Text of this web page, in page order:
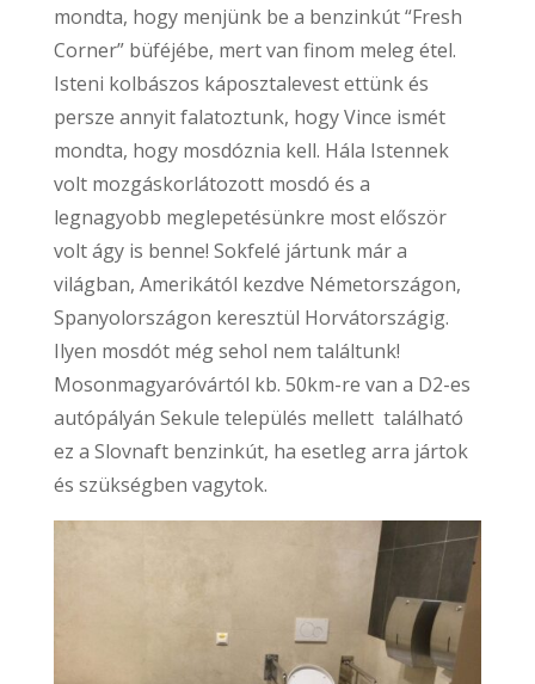
mondta, hogy menjünk be a benzinkút “Fresh
Corner” büféjébe, mert van finom meleg étel.
Isteni kolbászos káposztalevest ettünk és
persze annyit falatoztunk, hogy Vince ismét
mondta, hogy mosdóznia kell. Hála Istennek
volt mozgáskorlátozott mosdó és a
legnagyobb meglepetésünkre most először
volt ágy is benne! Sokfelé jártunk már a
világban, Amerikától kezdve Németországon,
Spanyolországon keresztül Horvátországig.
Ilyen mosdót még sehol nem találtunk!
Mosonmagyaróvártól kb. 50km-re van a D2-es
autópályán Sekule település mellett található
ez a Slovnaft benzinkút, ha esetleg arra jártok
és szükségben vagytok.